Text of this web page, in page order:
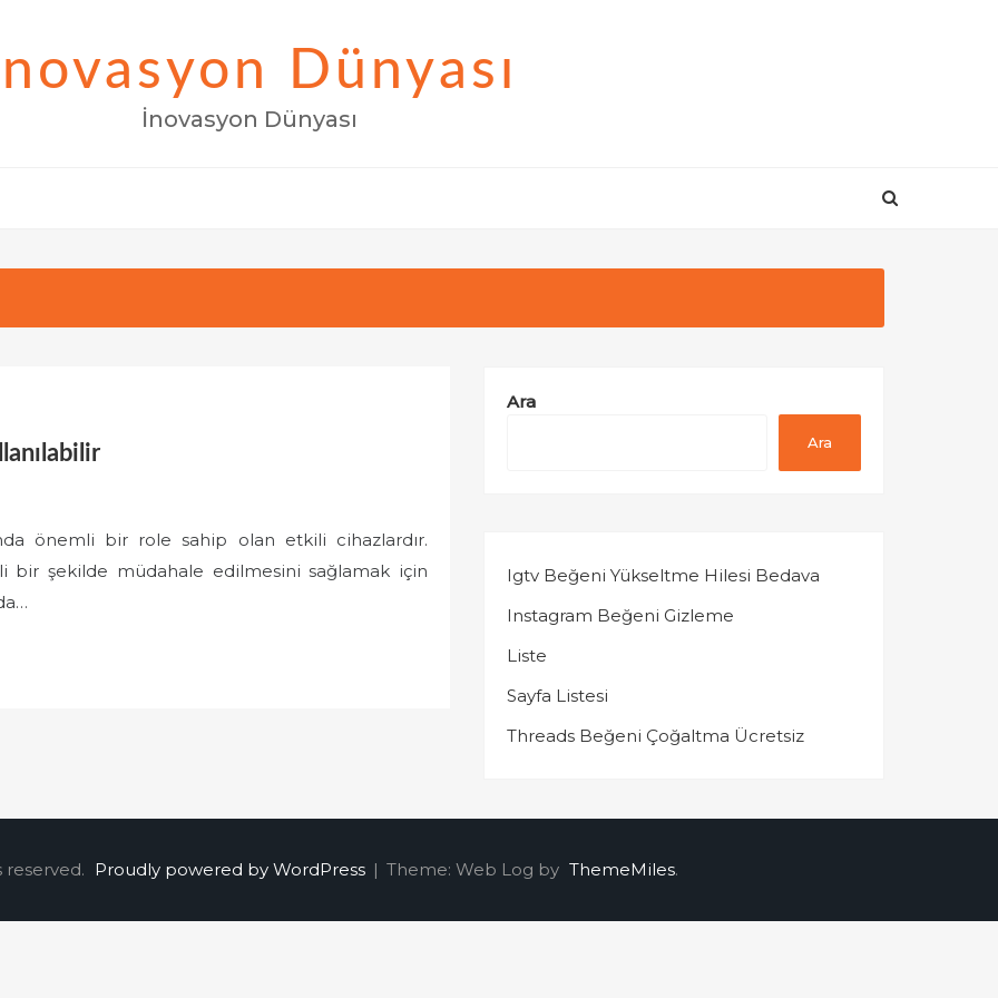
İnovasyon Dünyası
İnovasyon Dünyası
önemli bir role sahip olan etkili cihazlardır.
bir şekilde müdahale edilmesini sağlamak için
Ara
Ara
Igtv Beğeni Yükseltme Hilesi Bedava
Instagram Beğeni Gizleme
Liste
Sayfa Listesi
Threads Beğeni Çoğaltma Ücretsiz
Proudly powered by WordPress | Theme: Web Log by ThemeMiles.